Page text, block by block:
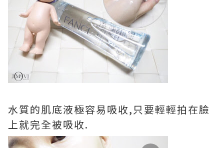
水質的肌底液極容易吸收,只要輕輕拍在臉
上就完全被吸收.